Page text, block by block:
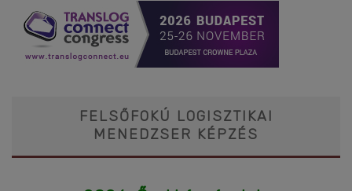
FELSŐFOKÚ LOGISZTIKAI
MENEDZSER KÉPZÉS